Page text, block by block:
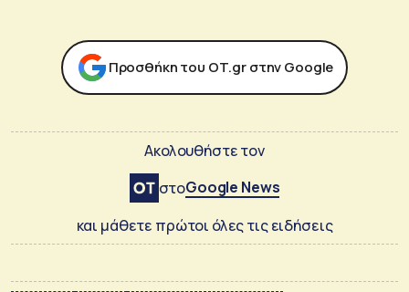
Προσθήκη του ΟΤ.gr στην Google
Ακολουθήστε τον
στοGoogle News
και μάθετε πρώτοι όλες τις ειδήσεις